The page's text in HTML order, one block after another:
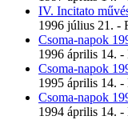
IV. Incitato
1996 július 21. -
Csoma-napok
1996 április 14. -
Csoma-napok
1995 április 14. -
Csoma-napok
1994 április 14. -